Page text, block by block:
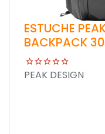
ESTUCHE
BACKPACK
PEAK DESIGN